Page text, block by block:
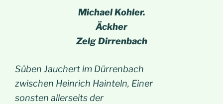
Michael Kohler.
Äckher
Zelg Dirrenbach
Süben Jauchert im Dürrenbach
zwischen Heinrich Hainteln, Einer
sonsten allerseits der